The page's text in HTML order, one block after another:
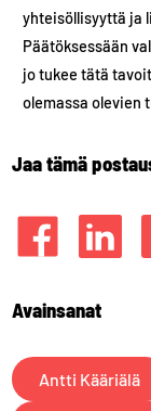
yhteisöllisyyttä ja
Päätöksessään
jo tukee tätä
olemassa olevien
Jaa tämä
Avainsanat
Antti Kääriälä